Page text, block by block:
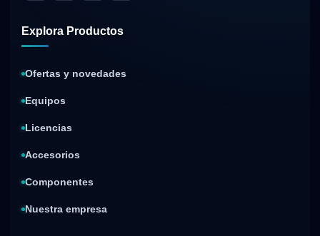
Explora Productos
Ofertas y novedades
Equipos
Licencias
Accesorios
Componentes
Nuestra empresa